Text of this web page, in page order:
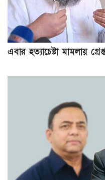
এবার হত্যাচেষ্টা মামলায়